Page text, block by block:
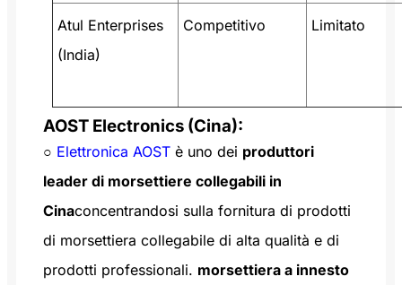
Atul Enterprises
(India)
Competitivo Limitato
AOST Electronics (Cina):
○ Elettronica AOST è uno dei produttori
leader di morsettiere collegabili in
Cinaconcentrandosi sulla fornitura di prodotti
di morsettiera collegabile di alta qualità e di
prodotti professionali. morsettiera a innesto